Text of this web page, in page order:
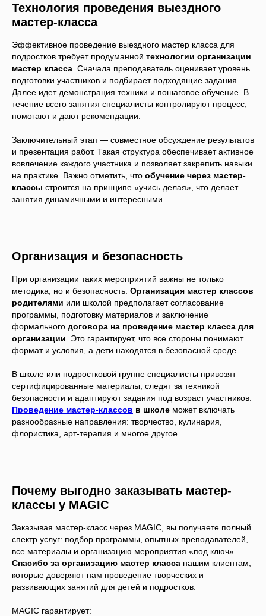
Технология проведения выездного
мастер-класса
Эффективное проведение выездного мастер класса для
подростков требует продуманной технологии организации
мастер класса . Сначала преподаватель оценивает уровень
подготовки участников и подбирает подходящие задания.
Далее идет демонстрация техники и пошаговое обучение. В
течение всего занятия специалисты контролируют процесс,
помогают и дают рекомендации.
Заключительный этап — совместное обсуждение результатов
и презентация работ. Такая структура обеспечивает активное
вовлечение каждого участника и позволяет закрепить навыки
на практике. Важно отметить, что обучение через мастер-
классы строится на принципе «учись делая», что делает
занятия динамичными и интересными.
Организация и безопасность
При организации таких мероприятий важны не только
методика, но и безопасность. Организация мастер классов
родителями или школой предполагает согласование
программы, подготовку материалов и заключение
формального договора на проведение мастер класса для
организации . Это гарантирует, что все стороны понимают
формат и условия, а дети находятся в безопасной среде.
В школе или подростковой группе специалисты привозят
сертифицированные материалы, следят за техникой
безопасности и адаптируют задания под возраст участников.
Проведение мастер-классов в школе может включать
разнообразные направления: творчество, кулинария,
флористика, арт-терапия и многое другое.
Почему выгодно заказывать мастер-
классы у MAGIC
Заказывая мастер-класс через MAGIC, вы получаете полный
спектр услуг: подбор программы, опытных преподавателей,
все материалы и организацию мероприятия «под ключ».
Спасибо за организацию мастер класса нашим клиентам,
которые доверяют нам проведение творческих и
развивающих занятий для детей и подростков.
MAGIC гарантирует: